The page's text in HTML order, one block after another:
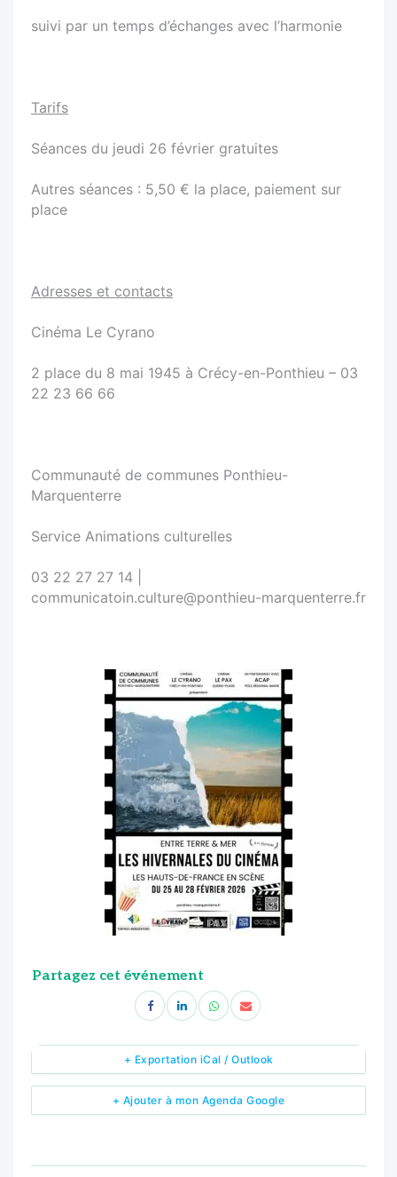
suivi par un temps d’échanges avec l’harmonie
Tarifs
Séances du jeudi 26 février gratuites
Autres séances : 5,50 € la place, paiement sur
place
Adresses et contacts
Cinéma Le Cyrano
2 place du 8 mai 1945 à Crécy-en-Ponthieu – 03
22 23 66 66
Communauté de communes Ponthieu-
Marquenterre
Service Animations culturelles
03 22 27 27 14 |
communicatoin.culture@ponthieu-marquenterre.fr
Partagez cet événement
+ Ajouter à mon Agenda Google
+ Exportation iCal / Outlook